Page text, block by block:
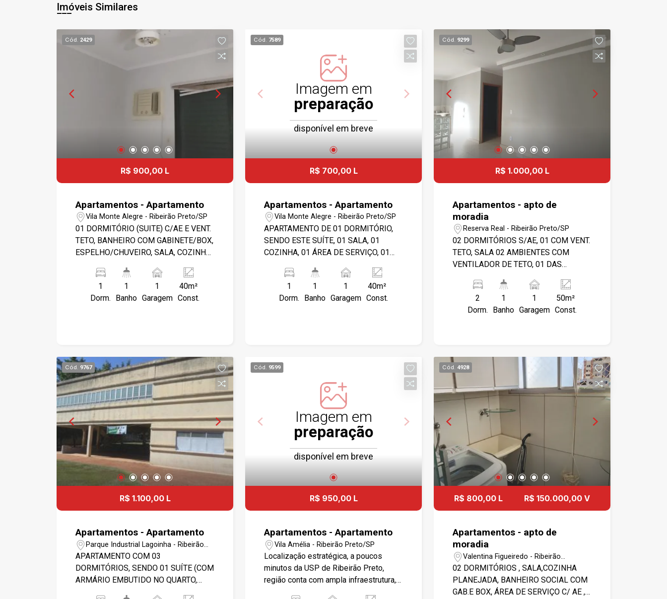
Imóveis Similares
Cód. 2429
R$ 900,00 L
Apartamentos - Apartamento
Vila Monte Alegre - Ribeirão Preto/SP
01 DORMITÓRIO (SUITE) C/AE E VENT.
TETO, BANHEIRO COM GABINETE/BOX,
ESPELHO/CHUVEIRO, SALA, COZINHA
SEPARADA, 01 GARAGEM
DESCOBERTA. TODO DE PISO FRIO/
PINTURA NOVA - PORTARIA, PISCINA,
1
Dorm.
1
Banho
1
Garagem
40m²
Const.
Cód. 7589
Imagem em
preparação
disponível em breve
R$ 700,00 L
Apartamentos - Apartamento
Vila Monte Alegre - Ribeirão Preto/SP
APARTAMENTO DE 01 DORMITÓRIO,
SENDO ESTE SUÍTE, 01 SALA, 01
COZINHA, 01 ÁREA DE SERVIÇO, 01
COM PISCINA E CHURRASQUEIRA.
TORRE CENTRAL PARK CONDOMÍNIO
E IPTU POR CONTA DO LOCATÁRIO.
1
Dorm.
1
Banho
1
Garagem
40m²
Const.
Cód. 9299
R$ 1.000,00 L
Apartamentos - apto de
moradia
Reserva Real - Ribeirão Preto/SP
02 DORMITÓRIOS S/AE, 01 COM VENT.
TETO, SALA 02 AMBIENTES COM
VENTILADOR DE TETO, 01 DAS
COZINHA/ÁREA DE SERVIÇO COM
BALCÃO DE TIJOLOS DE VIDRO,
BANHEIRO SOCIAL COM BOX BLINDEX
ACADEMIA EM ÁREA EXTERMA,
VENDINHA, PEQUENO PLAY GROUND.
ACEITA PROPOSTA NO VALOR.
2
Dorm.
1
Banho
1
Garagem
50m²
Const.
Cód. 9767
R$ 1.100,00 L
Apartamentos - Apartamento
Parque Industrial Lagoinha - Ribeirão
Preto/SP
APARTAMENTO COM 03
DORMITÓRIOS, SENDO 01 SUÍTE (COM
ARMÁRIO EMBUTIDO NO QUARTO,
Cód. 9599
Imagem em
preparação
disponível em breve
R$ 950,00 L
Apartamentos - Apartamento
Vila Amélia - Ribeirão Preto/SP
Localização estratégica, a poucos
minutos da USP de Ribeirão Preto,
região conta com ampla infraestrutura,
Cód. 4928
R$ 800,00 L R$ 150.000,00 V
Apartamentos - apto de
moradia
Valentina Figueiredo - Ribeirão
Preto/SP
02 DORMITÓRIOS , SALA,COZINHA
PLANEJADA, BANHEIRO SOCIAL COM
GAB.E BOX, ÁREA DE SERVIÇO C/ AE ,